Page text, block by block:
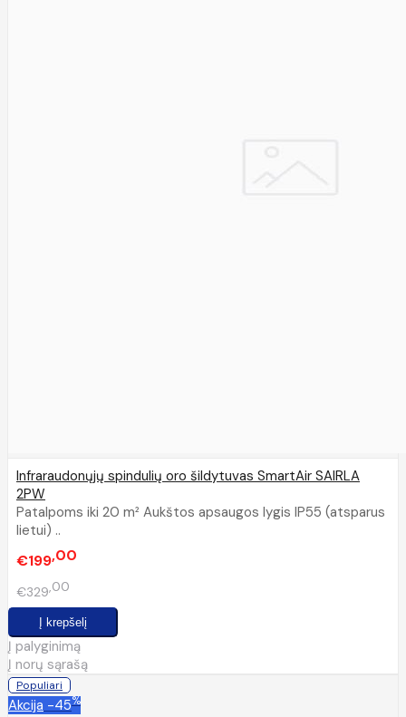
Infraraudonųjų spindulių oro šildytuvas SmartAir SAIRLA
2PW
Patalpoms iki 20 m² Aukštos apsaugos lygis IP55 (atsparus
lietui) ..
€199 00
€329 00
Į palyginimą
Į norų sąrašą
Populiari
Akcija -45%